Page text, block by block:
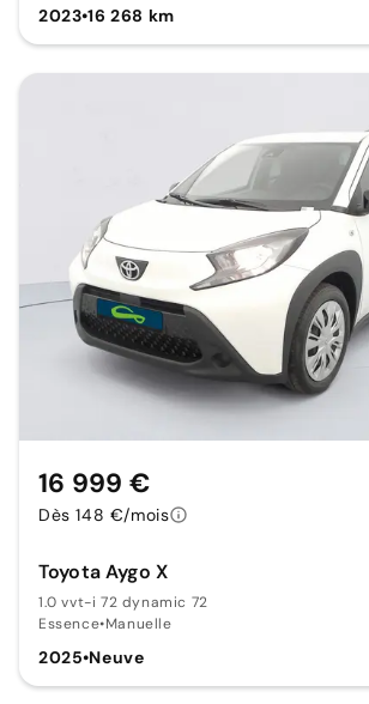
2023•16 268 km
Toyota Aygo X
1.0 vvt-i 72 dynamic 72
Essence•Manuelle
2025•Neuve
16 999 €
Dès 148 €/mois